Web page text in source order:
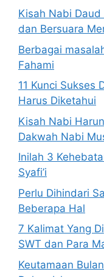
Kisah Nabi Daud
dan Bersuara
Berbagai
Fahami
11 Kunci Sukses
Harus Diketahui
Kisah Nabi
Dakwah Nabi
Inilah 3
Syafi’i
Perlu Dihindari
Beberapa Hal
7 Kalimat Yang
SWT dan Para
Keutamaan